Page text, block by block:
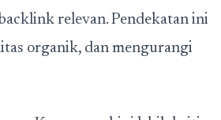
relevan. Pendekatan ini
organik, dan mengurangi